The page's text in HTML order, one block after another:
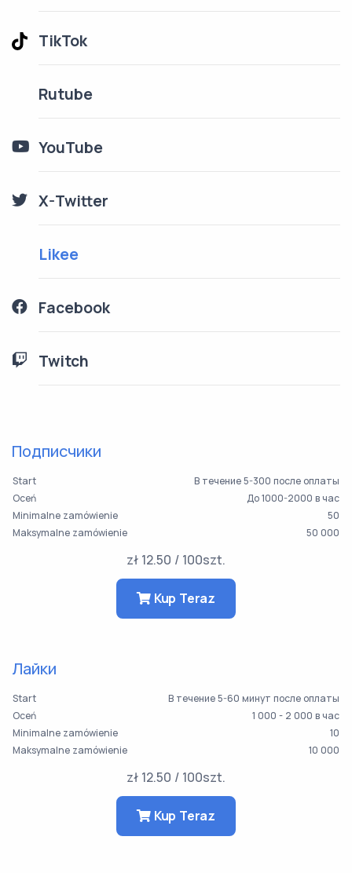
TikTok
Rutube
YouTube
X-Twitter
Likee
Facebook
Twitch
Подписчики
Start
В течение 5-300 после оплаты
Oceń
До 1000-2000 в час
Minimalne zamówienie
50
Maksymalne zamówienie
50 000
zł 12.50 / 100szt.
Kup Teraz
Лайки
Start
В течение 5-60 минут после оплаты
Oceń
1 000 - 2 000 в час
Minimalne zamówienie
10
Maksymalne zamówienie
10 000
zł 12.50 / 100szt.
Kup Teraz